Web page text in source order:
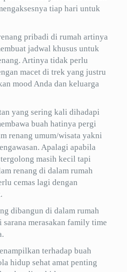
tiap hari untuk
pribadi di rumah artinya
jadwal khusus untuk
Artinya tidak perlu
macet di trek yang justru
mood Anda dan keluarga
yang sering kali dihadapi
buah hatinya pergi
renang umum/wisata yakni
Apalagi apabila
masih kecil tapi
renang di dalam rumah
cemas lagi dengan
dibangun di dalam rumah
sarana merasakan family time
terhadap buah
hidup sehat amat penting